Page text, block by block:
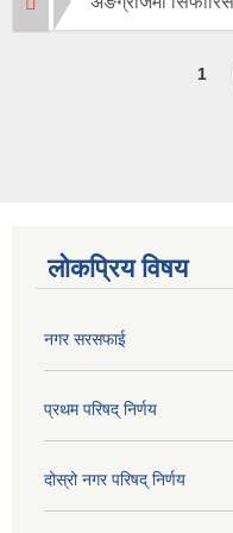
1
लोकप्रिय विषय
नगर सरसफाई
प्रथम परिषद् निर्णय
दोस्रो नगर परिषद् निर्णय